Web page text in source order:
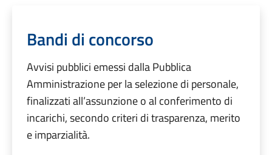
Bandi di concorso
Avvisi pubblici emessi dalla Pubblica
Amministrazione per la selezione di personale,
finalizzati all’assunzione o al conferimento di
incarichi, secondo criteri di trasparenza, merito
e imparzialità.